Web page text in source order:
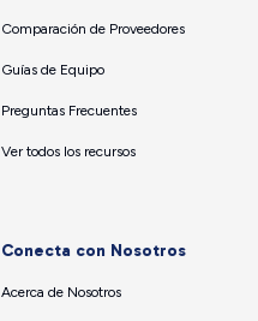
Comparación de Proveedores
Guías de Equipo
Preguntas Frecuentes
Ver todos los recursos
Conecta con Nosotros
Acerca de Nosotros